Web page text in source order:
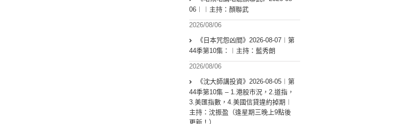
06︱︱主持：顏聯武
2026/08/06
《日本咒怨凶間》2026-08-07︱第
44季第10集：︱主持：藍秀朗
2026/08/06
《沈大師講投資》2026-08-05︱第
44季第10集 – 1.港股市況，2.道指，
3.美匯指數，4.美國信貸違約掉期︱
主持：沈振盈（逢星期三晚上9點後
更新！）